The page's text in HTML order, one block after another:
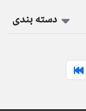
دسته بندی